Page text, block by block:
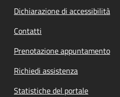
Dichiarazione di accessibilità
Contatti
Prenotazione appuntamento
Richiedi assistenza
Statistiche del portale